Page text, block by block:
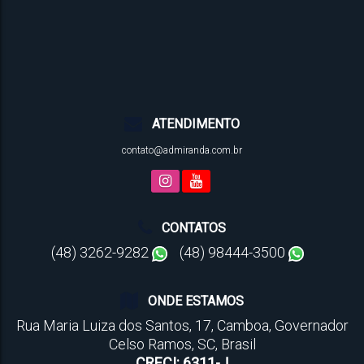
ATENDIMENTO
contato@admiranda.com.br
CONTATOS
(48) 3262-9282 (48) 98444-3500
ONDE ESTAMOS
Rua Maria Luiza dos Santos, 17, Camboa, Governador
Celso Ramos, SC, Brasil